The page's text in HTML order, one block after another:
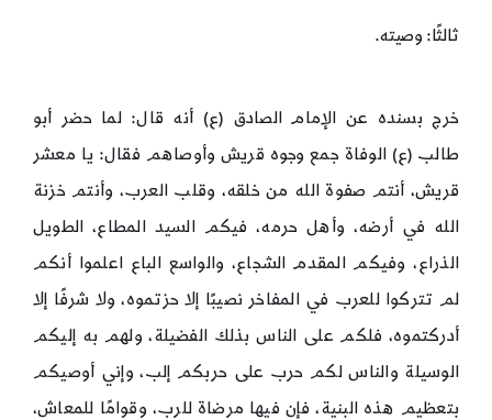
ثالثًا: وصيته.
خرج بسنده عن الإمام الصادق (ع) أنه قال: لما حضر أبو
طالب (ع) الوفاة جمع وجوه قريش وأوصاهم فقال: يا معشر
قريش، أنتم صفوة الله من خلقه، وقلب العرب، وأنتم خزنة
الله في أرضه، وأهل حرمه، فيكم السيد المطاع، الطويل
الذراع، وفيكم المقدم الشجاع، والواسع الباع اعلموا أنكم
لم تتركوا للعرب في المفاخر نصيبًا إلا حزتموه، ولا شرفًا إلا
أدركتموه، فلكم على الناس بذلك الفضيلة، ولهم به إليكم
الوسيلة والناس لكم حرب على حربكم إلب، وإني أوصيكم
بتعظيم هذه البنية، فإن فيها مرضاة للرب، وقوامًا للمعاش،